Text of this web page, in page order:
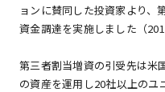
ョンに賛同した投資家より、
資金調達を実施しました（
第三者割当増資の引受先は米
の資産を運用し20社以上のユ